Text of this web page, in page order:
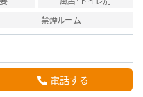
禁煙ルーム
電話する